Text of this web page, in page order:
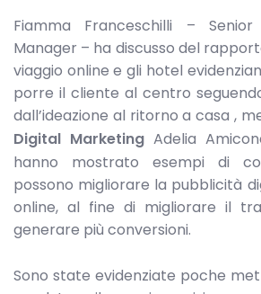
Fiamma Franceschilli – Senior
Manager – ha discusso del
viaggio online e gli hotel
porre il cliente al centro
dall’ideazione al ritorno a casa ,
Digital MarketingAdelia
hanno mostrato esempi di
possono migliorare la pubblicità
online, al fine di migliorare il
generare più conversioni.
Sono state evidenziate poche